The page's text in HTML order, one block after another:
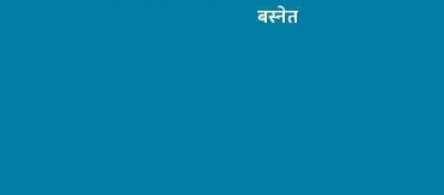
बस्नेत